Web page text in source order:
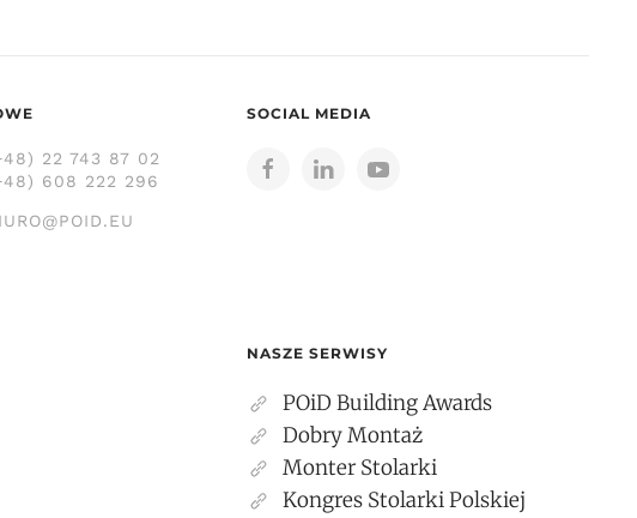
22 743 87 02
608 222 296
SOCIAL MEDIA
NASZE SERWISY
POiD Building Awards
Dobry Montaż
Monter Stolarki
Kongres Stolarki Polskiej